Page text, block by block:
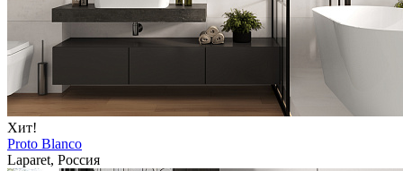
Хит!
Proto Blanco
Laparet, Россия